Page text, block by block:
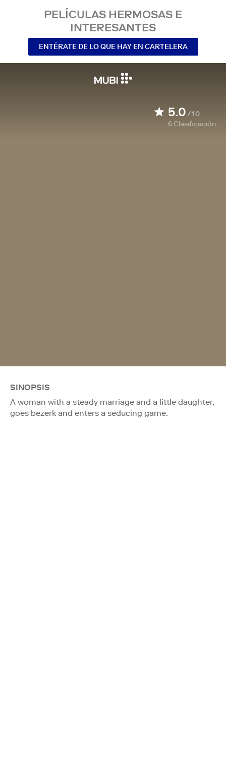
PELÍCULAS HERMOSAS E
INTERESANTES
ENTÉRATE DE LO QUE HAY EN CARTELERA
5.0/10
6Clasificación
SINOPSIS
A woman with a steady marriage and a little daughter,
goes bezerk and enters a seducing game.